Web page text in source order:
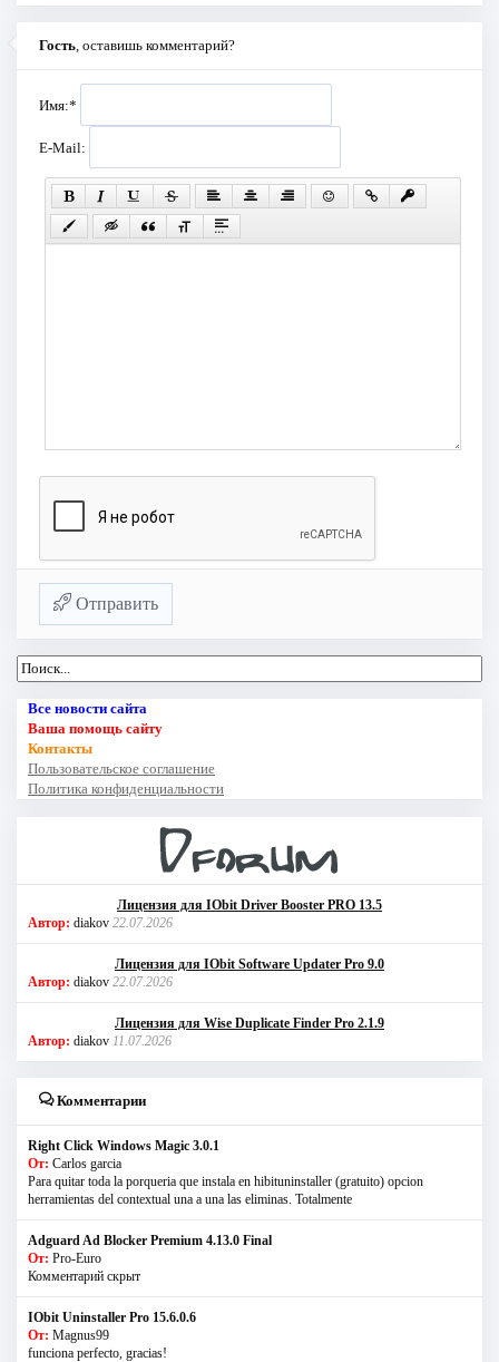
Гость , оставишь комментарий?
Имя:*
E-Mail:
Отправить
Все новости сайта
Ваша помощь сайту
Контакты
Пользовательское соглашение
Политика конфиденциальности
Лицензия для IObit Driver Booster PRO 13.5
Автор: diakov 22.07.2026
Лицензия для IObit Software Updater Pro 9.0
Автор: diakov 22.07.2026
Лицензия для Wise Duplicate Finder Pro 2.1.9
Автор: diakov 11.07.2026
Комментарии
Right Click Windows Magic 3.0.1
От: Carlos garcia
Para quitar toda la porqueria que instala en hibituninstaller (gratuito) opcion
herramientas del contextual una a una las eliminas. Totalmente
Adguard Ad Blocker Premium 4.13.0 Final
От: Pro-Euro
Комментарий скрыт
IObit Uninstaller Pro 15.6.0.6
От: Magnus99
funciona perfecto, gracias!